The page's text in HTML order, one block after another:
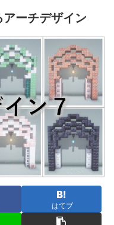
ーチデザイン
はてブ